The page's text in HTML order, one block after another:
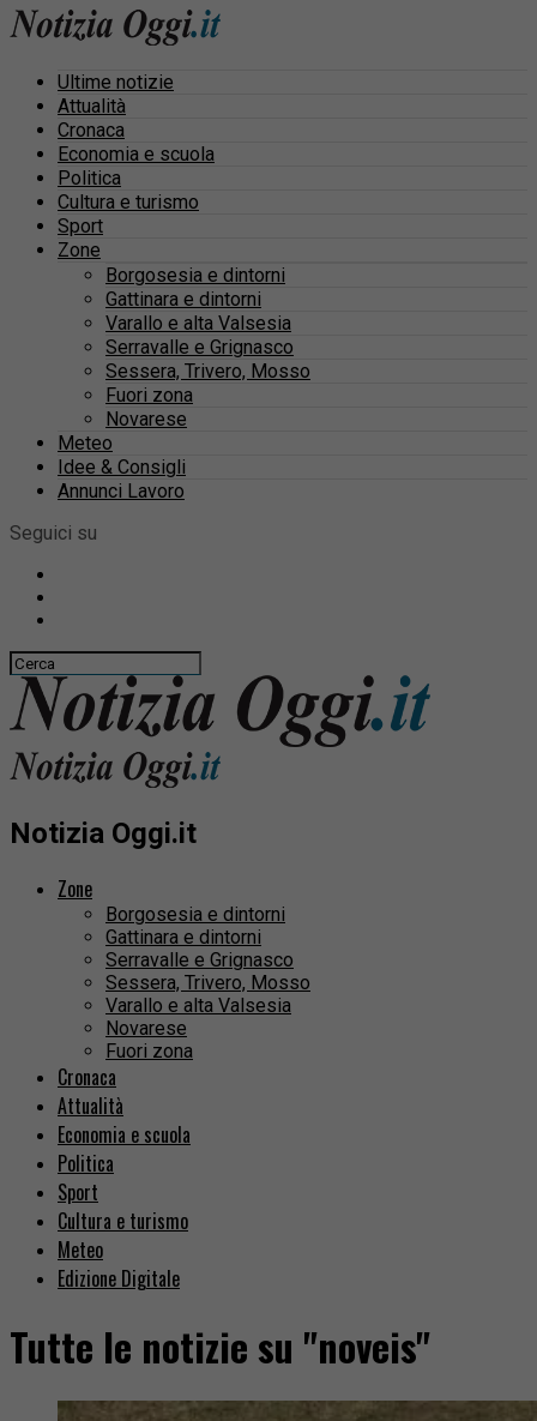
Ultime notizie
Attualità
Cronaca
Economia e scuola
Politica
Cultura e turismo
Sport
Zone
Borgosesia e dintorni
Gattinara e dintorni
Varallo e alta Valsesia
Serravalle e Grignasco
Sessera, Trivero, Mosso
Fuori zona
Novarese
Meteo
Idee & Consigli
Annunci Lavoro
Seguici su
Notizia Oggi.it
Zone
Borgosesia e dintorni
Gattinara e dintorni
Serravalle e Grignasco
Sessera, Trivero, Mosso
Varallo e alta Valsesia
Novarese
Fuori zona
Cronaca
Attualità
Economia e scuola
Politica
Sport
Cultura e turismo
Meteo
Edizione Digitale
Tutte le notizie su "noveis"